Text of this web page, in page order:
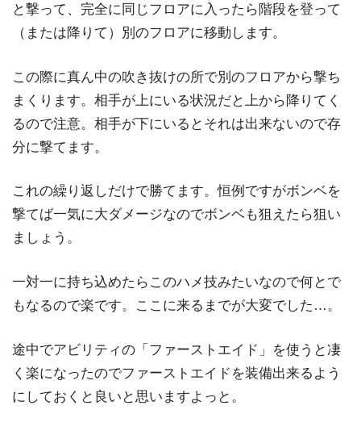
と撃って、完全に同じフロアに入ったら階段を登って
（または降りて）別のフロアに移動します。
この際に真ん中の吹き抜けの所で別のフロアから撃ち
まくります。相手が上にいる状況だと上から降りてく
るので注意。相手が下にいるとそれは出来ないので存
分に撃てます。
これの繰り返しだけで勝てます。恒例ですがボンベを
撃てば一気に大ダメージなのでボンベも狙えたら狙い
ましょう。
一対一に持ち込めたらこのハメ技みたいなので何とで
もなるので楽です。ここに来るまでが大変でした…。
途中でアビリティの「ファーストエイド」を使うと凄
く楽になったのでファーストエイドを装備出来るよう
にしておくと良いと思いますよっと。